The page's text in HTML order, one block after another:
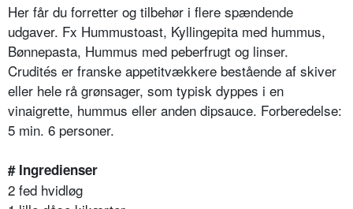
Her får du forretter og tilbehør i flere spændende
udgaver. Fx Hummustoast, Kyllingepita med hummus,
Bønnepasta, Hummus med peberfrugt og linser.
Crudités er franske appetitvækkere bestående af skiver
eller hele rå grønsager, som typisk dyppes i en
vinaigrette, hummus eller anden dipsauce. Forberedelse:
5 min. 6 personer.
# Ingredienser
2 fed hvidløg